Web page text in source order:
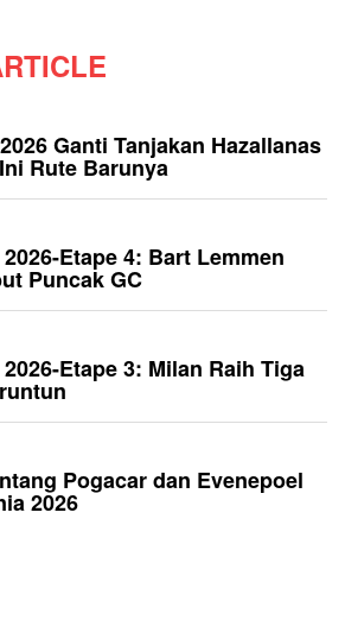
Ganti Tanjakan Hazallanas
Rute Barunya
Etape 4: Bart Lemmen
Puncak GC
Etape 3: Milan Raih Tiga
Pogacar dan Evenepoel
2026